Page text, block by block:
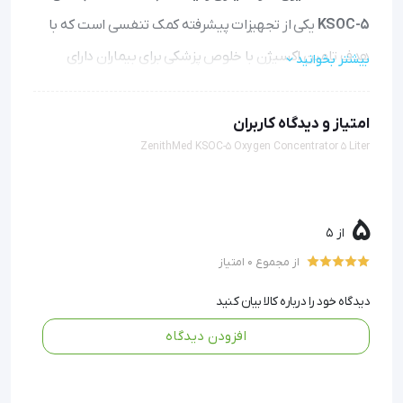
KSOC-5 یکی از تجهیزات پیشرفته کمک تنفسی است که با
هدف تامین اکسیژن با خلوص پزشکی برای بیماران دارای
(با خلوص حدود 90 تا 93 درصد) را به بیمار تحویل می‌دهد.
طراحی ارگونومیک، صدای کم موتور و وجود سیستم‌های
هشداردهنده هوشمند، مدل KSOC-5 را به انتخابی ایده‌آل
برای استفاده‌های طولانی‌مدت در منزل و کلینیک‌های درمانی
بیشتر بخوانید
امتیاز و دیدگاه کاربران
ZenithMed KSOC-5 Oxygen Concentrator 5 Liter
5 از 5
از مجموع 0 امتیاز
دیدگاه خود را درباره کالا بیان کنید
افزودن دیدگاه